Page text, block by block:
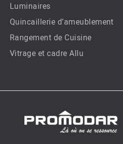
Luminaires
Quincaillerie d’ameublement
Rangement de Cuisine
Vitrage et cadre Allu